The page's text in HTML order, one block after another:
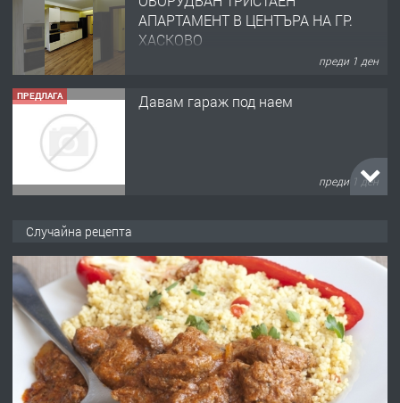
АПАРТАМЕНТ В ЦЕНТЪРА НА ГР.
ХАСКОВО
преди 1 ден
преди 1 ден
ПРЕДЛАГА
ПРОСТОРЕН ТРИСТАЕН
АПАРТАМЕНТ В НОВА СГРАДА КВ.
КУБА
Случайна рецепта